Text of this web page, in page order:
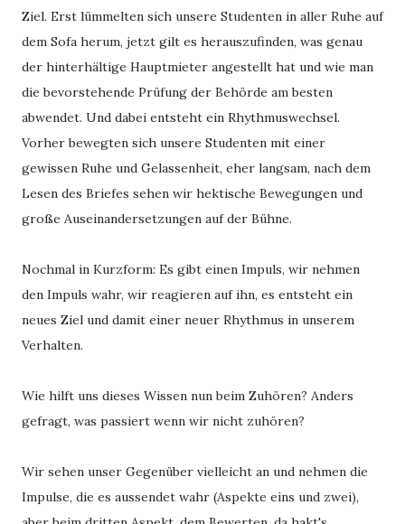
Ziel. Erst lümmelten sich unsere Studenten in aller Ruhe auf
dem Sofa herum, jetzt gilt es herauszufinden, was genau
der hinterhältige Hauptmieter angestellt hat und wie man
die bevorstehende Prüfung der Behörde am besten
abwendet. Und dabei entsteht ein Rhythmuswechsel.
Vorher bewegten sich unsere Studenten mit einer
gewissen Ruhe und Gelassenheit, eher langsam, nach dem
Lesen des Briefes sehen wir hektische Bewegungen und
große Auseinandersetzungen auf der Bühne.
Nochmal in Kurzform: Es gibt einen Impuls, wir nehmen
den Impuls wahr, wir reagieren auf ihn, es entsteht ein
neues Ziel und damit einer neuer Rhythmus in unserem
Verhalten.
Wie hilft uns dieses Wissen nun beim Zuhören? Anders
gefragt, was passiert wenn wir nicht zuhören?
Wir sehen unser Gegenüber vielleicht an und nehmen die
Impulse, die es aussendet wahr (Aspekte eins und zwei),